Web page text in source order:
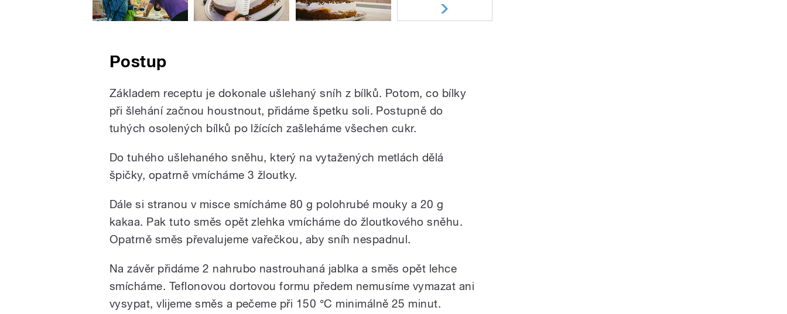
Postup
Základem receptu je dokonale ušlehaný sníh z bílků. Potom, co bílky
při šlehání začnou houstnout, přidáme špetku soli. Postupně do
tuhých osolených bílků po lžících zašleháme všechen cukr.
Do tuhého ušlehaného sněhu, který na vytažených metlách dělá
špičky, opatrně vmícháme 3 žloutky.
Dále si stranou v misce smícháme 80 g polohrubé mouky a 20 g
kakaa. Pak tuto směs opět zlehka vmícháme do žloutkového sněhu.
Opatrně směs převalujeme vařečkou, aby sníh nespadnul.
Na závěr přidáme 2 nahrubo nastrouhaná jablka a směs opět lehce
smícháme. Teflonovou dortovou formu předem nemusíme vymazat ani
vysypat, vlijeme směs a pečeme při 150 °C minimálně 25 minut.